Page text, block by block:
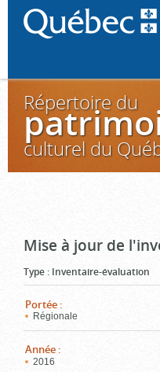
Répertoire du
culturel du
Mise à jour de
Type : Inventaire-évaluation
Portée :
Régionale
Année :
2016